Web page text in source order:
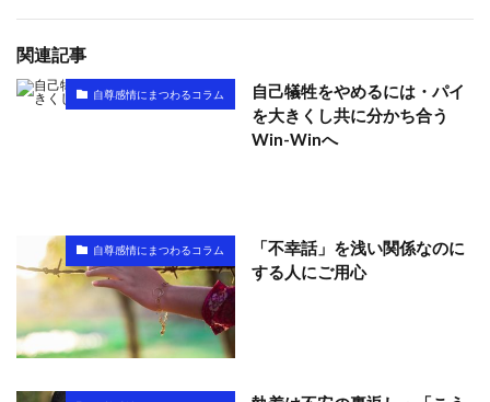
関連記事
自尊感情にまつわるコラム
自己犠牲をやめるには・パイ
を大きくし共に分かち合う
Win-Winへ
自尊感情にまつわるコラム
「不幸話」を浅い関係なのに
する人にご用心